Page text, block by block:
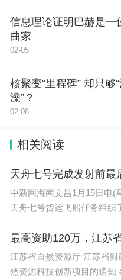
信息理论证明巴赫是一
曲家
02-05
核聚变“里程碑” 却只够
澡”？
02-08
相关阅读
天舟七号完成发射前最
中新网海南文昌1月15日电(
天舟七号货运飞船任务组织
最高资助120万，江苏
江苏省自然资源厅 江苏省